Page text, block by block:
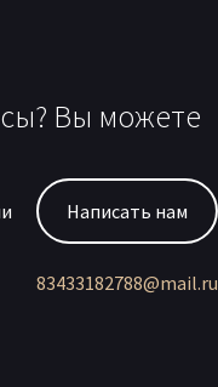
Вы можете
Написать нам
83433182788@mail.ru